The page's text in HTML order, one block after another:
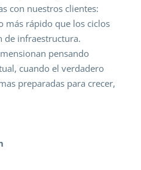
con nuestros clientes:
más rápido que los ciclos
de infraestructura.
pensando
cuando el verdadero
preparadas para crecer,